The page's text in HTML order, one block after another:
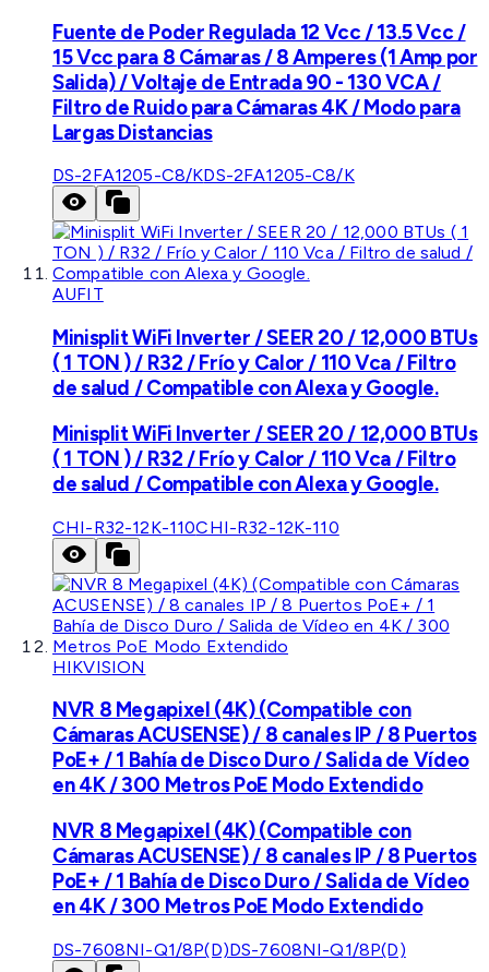
Fuente de Poder Regulada 12 Vcc / 13.5 Vcc /
15 Vcc para 8 Cámaras / 8 Amperes (1 Amp por
Salida) / Voltaje de Entrada 90 - 130 VCA /
Filtro de Ruido para Cámaras 4K / Modo para
Largas Distancias
DS-2FA1205-C8/KDS-2FA1205-C8/K
AUFIT
Minisplit WiFi Inverter / SEER 20 / 12,000 BTUs
( 1 TON ) / R32 / Frío y Calor / 110 Vca / Filtro
de salud / Compatible con Alexa y Google.
Minisplit WiFi Inverter / SEER 20 / 12,000 BTUs
( 1 TON ) / R32 / Frío y Calor / 110 Vca / Filtro
de salud / Compatible con Alexa y Google.
CHI-R32-12K-110CHI-R32-12K-110
HIKVISION
NVR 8 Megapixel (4K) (Compatible con
Cámaras ACUSENSE) / 8 canales IP / 8 Puertos
PoE+ / 1 Bahía de Disco Duro / Salida de Vídeo
en 4K / 300 Metros PoE Modo Extendido
NVR 8 Megapixel (4K) (Compatible con
Cámaras ACUSENSE) / 8 canales IP / 8 Puertos
PoE+ / 1 Bahía de Disco Duro / Salida de Vídeo
en 4K / 300 Metros PoE Modo Extendido
DS-7608NI-Q1/8P(D)DS-7608NI-Q1/8P(D)